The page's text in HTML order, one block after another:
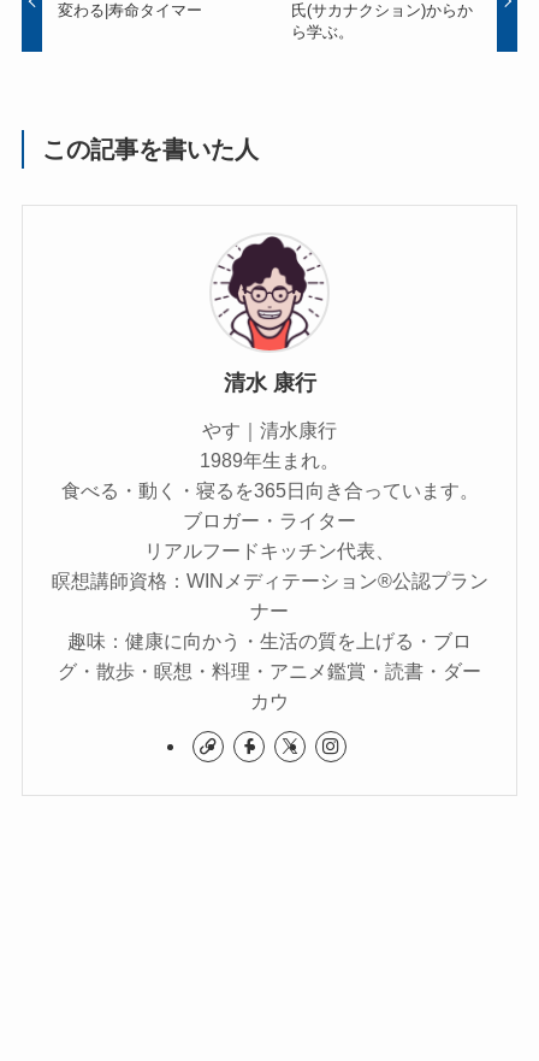
変わる|寿命タイマー
氏(サカナクション)からか
ら学ぶ。
この記事を書いた人
清水 康行
やす｜清水康行
1989年生まれ。
食べる・動く・寝るを365日向き合っています。
ブロガー・ライター
リアルフードキッチン代表、
瞑想講師資格：WINメディテーション®公認プラン
ナー
趣味：健康に向かう・生活の質を上げる・ブロ
グ・散歩・瞑想・料理・アニメ鑑賞・読書・ダー
カウ